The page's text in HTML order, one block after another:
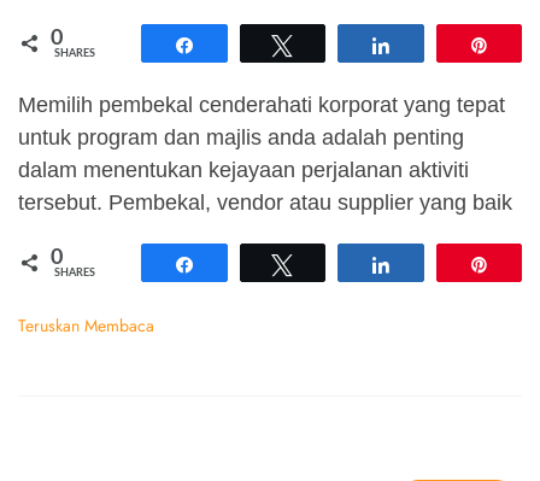
0
SHARES
Memilih pembekal cenderahati korporat yang tepat
untuk program dan majlis anda adalah penting
dalam menentukan kejayaan perjalanan aktiviti
tersebut. Pembekal, vendor atau supplier yang baik
0
SHARES
Teruskan Membaca